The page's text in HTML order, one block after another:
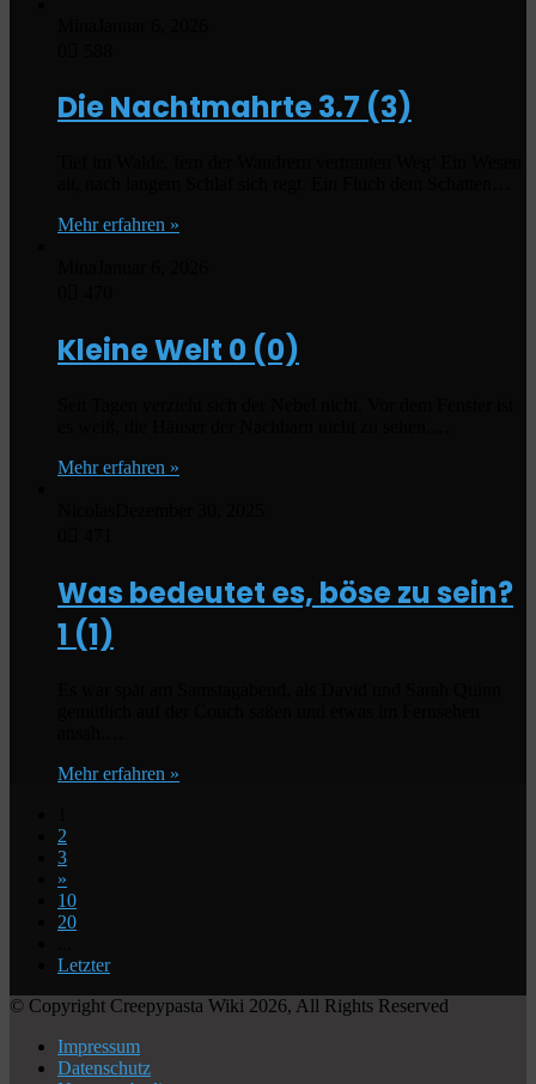
Die Nachtmahrte3.7 (3)
Mehr erfahren »
Kleine Welt 0 (0)
Mehr erfahren »
Was bedeutet es, böse zu sein?
1 (1)
Mehr erfahren »
2
3
»
10
20
Letzter
© Copyright Creepypasta Wiki 2026, All Rights Reserved
Impressum
Datenschutz